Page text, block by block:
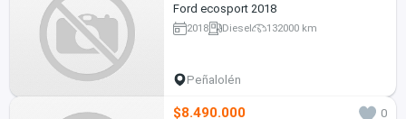
Ford ecosport 2018
2018 Diesel 132000 km
Peñalolén
$8.490.000
0